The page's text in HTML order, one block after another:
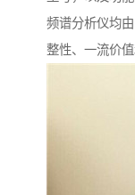
频谱分析仪均
整性、一流价